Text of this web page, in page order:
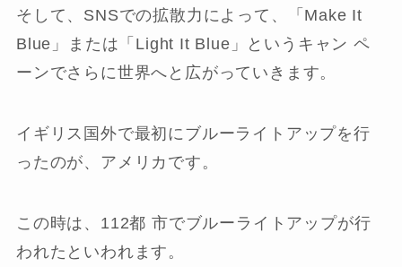
そして、SNSでの拡散力によって、「Make It
Blue」または「Light It Blue」というキャン ペ
ーンでさらに世界へと広がっていきます。
イギリス国外で最初にブルーライトアップを行
ったのが、アメリカです。
この時は、112都 市でブルーライトアップが行
われたといわれます。